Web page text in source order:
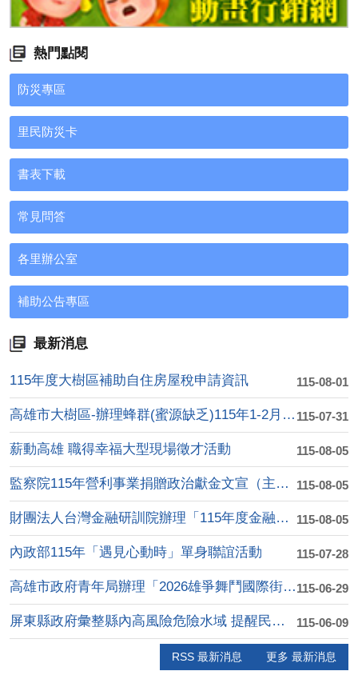
熱門點閱
防災專區
里民防災卡
書表下載
常見問答
各里辦公室
補助公告專區
最新消息
115-08-01
115年度大樹區補助自住房屋稅申請資訊
115-07-31
高雄市大樹區-辦理蜂群(蜜源缺乏)115年1-2月乾旱(遲發....
115-08-05
薪動高雄 職得幸福大型現場徵才活動
115-08-05
監察院115年營利事業捐贈政治獻金文宣（主題:陽光下的約定：....
115-08-05
財團法人台灣金融研訓院辦理「115年度金融知識線 上競賽」活....
115-07-28
內政部115年「遇見心動時」單身聯誼活動
115-06-29
高雄市政府青年局辦理「2026雄爭舞鬥國際街舞大賽」
115-06-09
屏東縣政府彙整縣內高風險危險水域 提醒民眾水域遊憩安全
RSS 最新消息 更多 最新消息